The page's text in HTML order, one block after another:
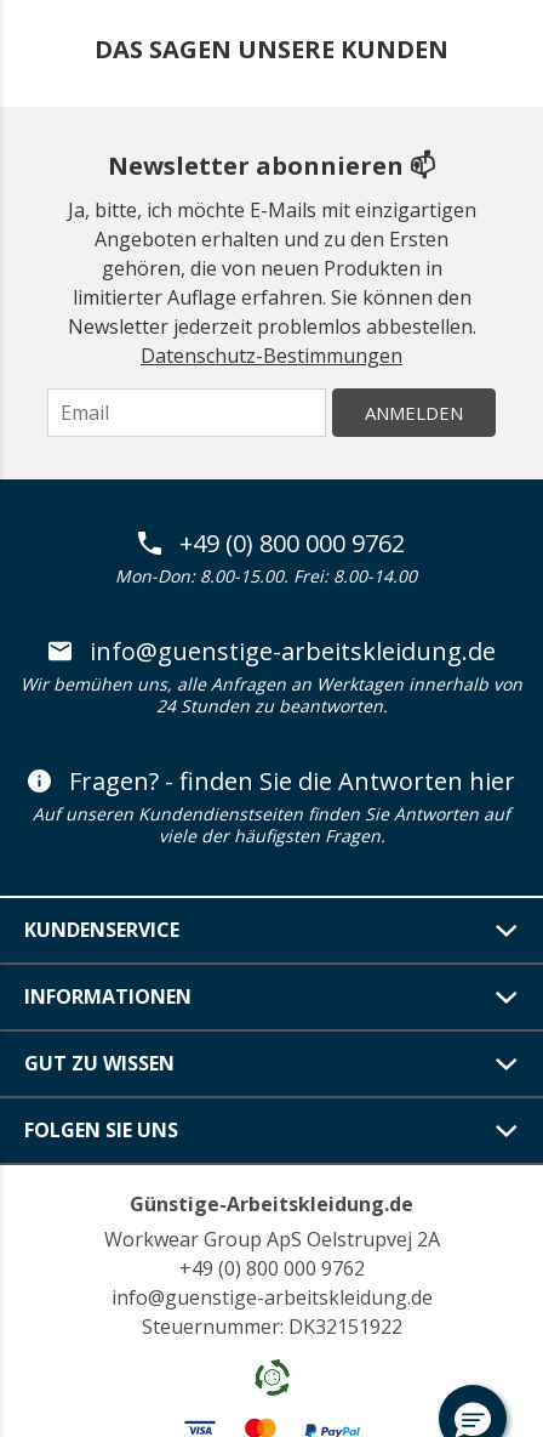
DAS SAGEN UNSERE KUNDEN
Newsletter abonnieren 📫
Ja, bitte, ich möchte E-Mails mit einzigartigen
Angeboten erhalten und zu den Ersten
gehören, die von neuen Produkten in
limitierter Auflage erfahren. Sie können den
Newsletter jederzeit problemlos abbestellen.
Datenschutz-Bestimmungen
ANMELDEN
+49 (0) 800 000 9762
Mon-Don: 8.00-15.00. Frei: 8.00-14.00
info@guenstige-arbeitskleidung.de
Wir bemühen uns, alle Anfragen an Werktagen innerhalb von
24 Stunden zu beantworten.
Fragen? - finden Sie die Antworten hier
Auf unseren Kundendienstseiten finden Sie Antworten auf
viele der häufigsten Fragen.
KUNDENSERVICE
INFORMATIONEN
GUT ZU WISSEN
FOLGEN SIE UNS
Günstige-Arbeitskleidung.de
Workwear Group ApS Oelstrupvej 2A
+49 (0) 800 000 9762
info@guenstige-arbeitskleidung.de
Steuernummer: DK32151922